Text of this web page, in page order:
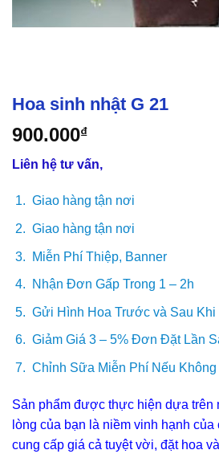
Hoa sinh nhật G 21
900.000₫
Liên hệ tư vấn,
Giao hàng tận nơi
Giao hàng tận nơi
Miễn Phí Thiệp, Banner
Nhận Đơn Gấp Trong 1 – 2h
Gửi Hình Hoa Trước và Sau Khi
Giảm Giá 3 – 5% Đơn Đặt Lần
Chỉnh Sữa Miễn Phí Nếu Không
Sản phẩm được thực hiện dựa trên
lòng của bạn là niềm vinh hạnh
cung cấp giá cả tuyệt vời, đặt hoa